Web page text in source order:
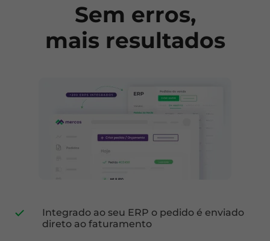
Sem erros,
mais resultados
Integrado ao seu ERP o pedido é enviado
direto ao faturamento